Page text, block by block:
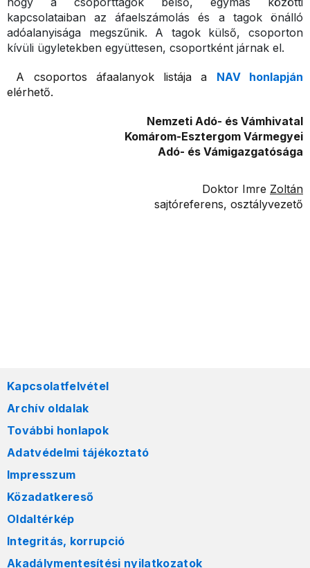
kapcsolataiban az áfaelszámolás és a tagok önálló
adóalanyisága megszűnik. A tagok külső, csoporton
kívüli ügyletekben együttesen, csoportként járnak el.
A csoportos áfaalanyok listája a NAV honlapján
elérhető.
Nemzeti Adó- és Vámhivatal
Komárom-Esztergom Vármegyei
Adó- és Vámigazgatósága
Doktor Imre Zoltán
sajtóreferens, osztályvezető
Kapcsolatfelvétel
Archív oldalak
További honlapok
Adatvédelmi tájékoztató
Impresszum
Közadatkereső
Oldaltérkép
Integritás, korrupció
Akadálymentesítési nyilatkozatok